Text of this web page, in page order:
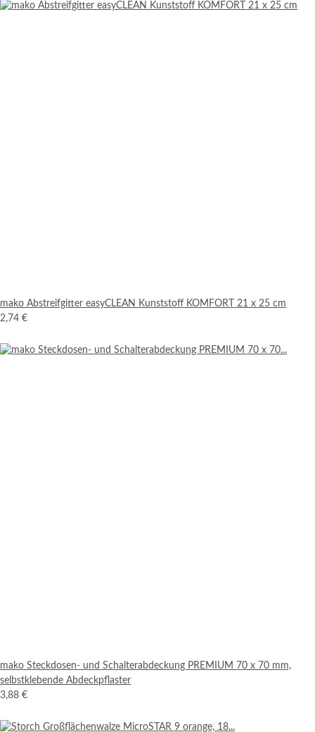
mako Abstreifgitter easyCLEAN Kunststoff KOMFORT 21 x 25 cm
2,74 €
mako Steckdosen- und Schalterabdeckung PREMIUM 70 x 70 mm,
selbstklebende Abdeckpflaster
3,88 €